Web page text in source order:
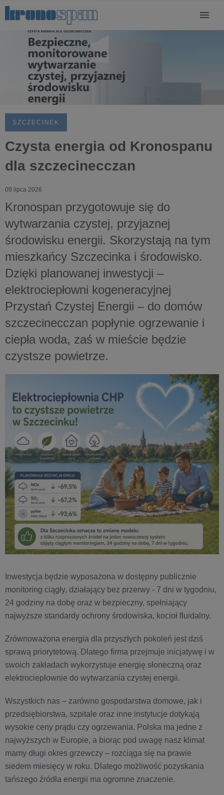
SZCZECINEK
Czysta energia od Kronospanu
dla szczecinecczan
09 lipca 2026
Kronospan przygotowuje się do
wytwarzania czystej, przyjaznej
środowisku energii. Skorzystają na tym
mieszkańcy Szczecinka i środowisko.
Dzięki planowanej inwestycji –
elektrociepłowni kogeneracyjnej
Przystań Czystej Energii – do domów
szczecinecczan popłynie ogrzewanie i
ciepła woda, zaś w mieście będzie
czystsze powietrze.
Inwestycja będzie wyposażona w dostępny publicznie
monitoring ciągły, działający bez przerwy - 7 dni w tygodniu,
24 godziny na dobę oraz w bezpieczny, spełniający
najwyższe standardy ochrony środowiska, kocioł fluidalny.
Zrównoważona energia dla przyszłych pokoleń jest dziś
sprawą priorytetową. Dlatego firma przejmuje inicjatywę i w
swoich zakładach wykorzystuje energię słoneczną oraz
elektrociepłownie do wytwarzania czystej energii.
Wszystkich nas – zarówno gospodarstwa domowe, jak i
przedsiębiorstwa, szpitale oraz inne instytucje dotykają
wysokie ceny prądu czy ogrzewania. Polska ma jedne z
najwyższych w Europie, a biorąc pod uwagę nasz klimat
mamy długi okres grzewczy – rozciąga się na prawie
siedem miesięcy w roku. Dlatego możliwość pozyskania
tańszego źródła energii ma ogromne znaczenie.